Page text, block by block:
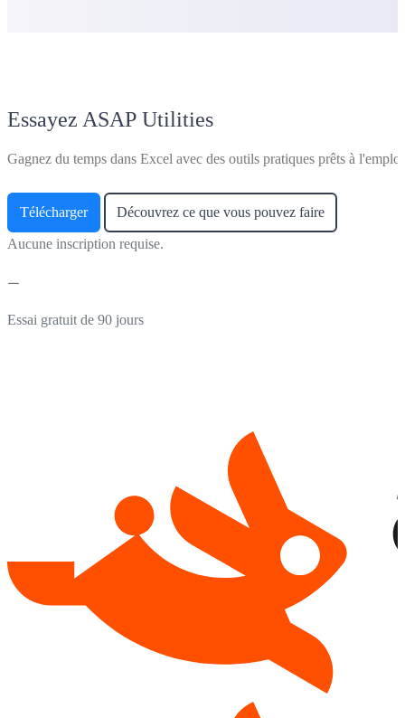
Essayez ASAP Utilities
Gagnez du temps dans Excel avec des outils pratiques prêts à
Télécharger Découvrez ce que vous pouvez faire
Aucune inscription requise.
Essai gratuit de 90 jours